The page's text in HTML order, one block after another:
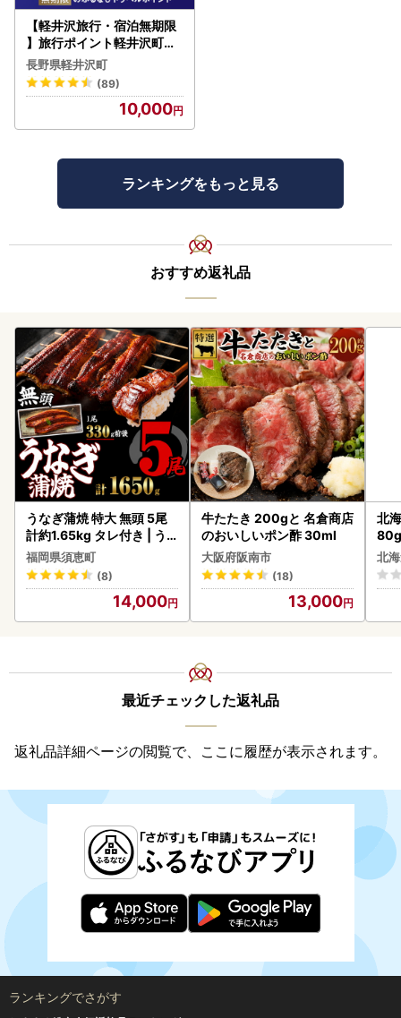
【軽井沢旅行・宿泊無期限
】旅行ポイント軽井沢町ふ
るなびトラベルポイント
長野県軽井沢町
(89)
10,000
ランキングをもっと見る
おすすめ返礼品
うなぎ蒲焼 特大 無頭 5尾
計約1.65kg タレ付き | う
なぎ蒲焼
福岡県須恵町
(8)
14,000
牛たたき 200gと 名倉商店
のおいしいポン酢 30ml
大阪府阪南市
(18)
13,000
北
ク
く
道
北
最近チェックした返礼品
返礼品詳細ページの閲覧で、ここに履歴が表示されます。
ランキングでさがす